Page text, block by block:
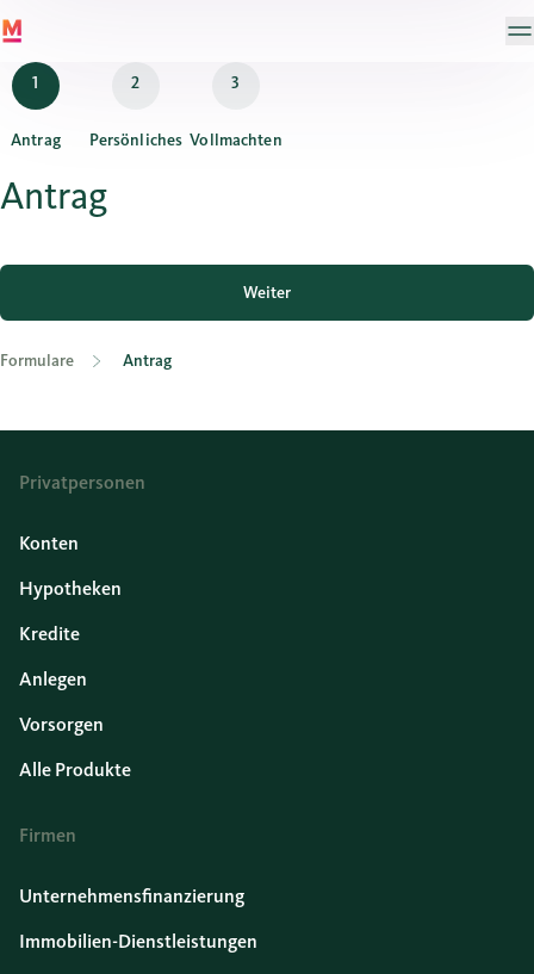
Antrag Persönliches Vollmachten
Antrag
Weiter
Formulare Antrag
Privatpersonen
Konten
Hypotheken
Kredite
Anlegen
Vorsorgen
Alle Produkte
Firmen
Unternehmensfinanzierung
Immobilien-Dienstleistungen